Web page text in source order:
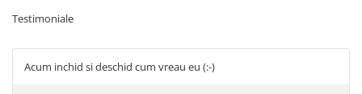
DecoLine
Conectori metalici
Spatii exterioare
Testimoniale
Acum inchid si deschid cum vreau eu (:-)